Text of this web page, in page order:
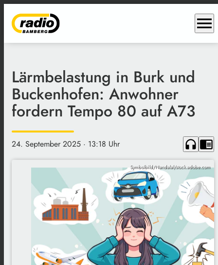
menu
Lärmbelastung in Burk und
Buckenhofen: Anwohner
fordern Tempo 80 auf A73
24. September 2025 · 13:18 Uhr headphones chrome_reader_mode
Symbolbild/Nandalal/stock.adobe.com